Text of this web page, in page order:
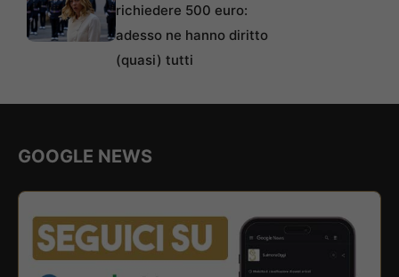
richiedere 500 euro:
adesso ne hanno diritto
(quasi) tutti
GOOGLE NEWS